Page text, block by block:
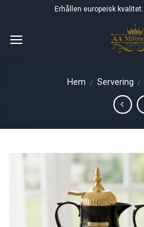
content
Erhållen europeisk kvalitet.
Hem / Servering /